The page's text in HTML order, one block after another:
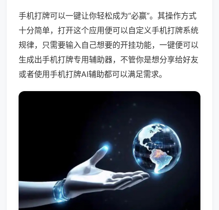
手机打牌可以一键让你轻松成为“必赢”。其操作方式
十分简单，打开这个应用便可以自定义手机打牌系统
规律，只需要输入自己想要的开挂功能，一键便可以
生成出手机打牌专用辅助器，不管你是想分享给好友
或者使用手机打牌AI辅助都可以满足需求。